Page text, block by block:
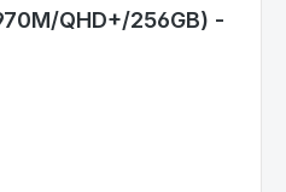
QHD+/256GB) -